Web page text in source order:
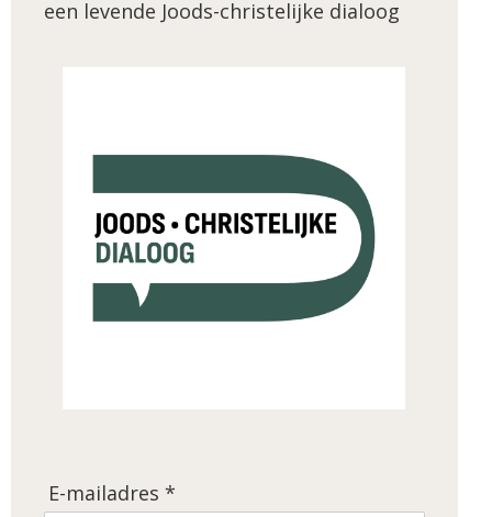
een levende Joods-christelijke dialoog
E-mailadres *